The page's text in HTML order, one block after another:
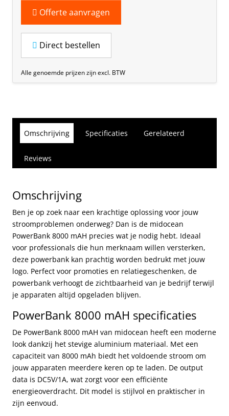
Offerte aanvragen
Direct bestellen
Alle genoemde prijzen zijn excl. BTW
Omschrijving Specificaties Gerelateerd
Reviews
Omschrijving
Ben je op zoek naar een krachtige oplossing voor jouw
stroomproblemen onderweg? Dan is de midocean
PowerBank 8000 mAH precies wat je nodig hebt. Ideaal
voor professionals die hun merknaam willen versterken,
deze powerbank kan prachtig worden bedrukt met jouw
logo. Perfect voor promoties en relatiegeschenken, de
powerbank verhoogt de zichtbaarheid van je bedrijf terwijl
je apparaten altijd opgeladen blijven.
PowerBank 8000 mAH specificaties
De PowerBank 8000 mAH van midocean heeft een moderne
look dankzij het stevige aluminium materiaal. Met een
capaciteit van 8000 mAh biedt het voldoende stroom om
jouw apparaten meerdere keren op te laden. De output
data is DC5V/1A, wat zorgt voor een efficiënte
energieoverdracht. Dit model is stijlvol en praktischer in
zijn eenvoud.